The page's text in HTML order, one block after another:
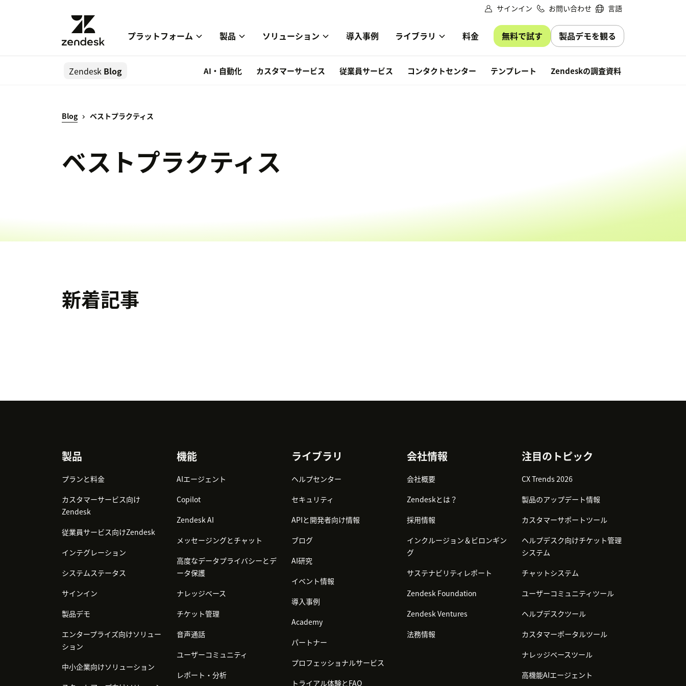
サインイン お問い合わせ 言語
プラットフォーム 製品 ソリューション 導入事例 ライブラリ 料金 無料で試す 製品デモを観る
Zendesk Blog AI・自動化 カスタマーサービス 従業員サービス コンタクトセンター テンプレート Zendeskの調査資料
Blog ベストプラクティス
ベストプラクティス
新着記事
製品
プランと料金
カスタマーサービス向け
Zendesk
従業員サービス向けZendesk
インテグレーション
システムステータス
サインイン
製品デモ
エンタープライズ向けソリュー
ション
中小企業向けソリューション
機能
AIエージェント
Copilot
Zendesk AI
メッセージングとチャット
高度なデータプライバシーとデ
ータ保護
ナレッジベース
チケット管理
音声通話
ユーザーコミュニティ
レポート・分析
ライブラリ
ヘルプセンター
セキュリティ
APIと開発者向け情報
ブログ
AI研究
イベント情報
導入事例
Academy
パートナー
プロフェッショナルサービス
トライアル体験とFAQ
会社情報
会社概要
Zendeskとは？
採用情報
インクルージョン＆ビロンギン
グ
サステナビリティレポート
Zendesk Foundation
Zendesk Ventures
法務情報
注目のトピック
CX Trends 2026
製品のアップデート情報
カスタマーサポートツール
ヘルプデスク向けチケット管理
システム
チャットシステム
ユーザーコミュニティツール
ヘルプデスクツール
カスタマーポータルツール
ナレッジベースツール
高機能AIエージェント